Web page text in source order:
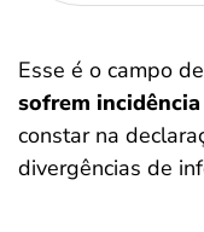
Esse é o campo
sofrem
constar na
divergências de